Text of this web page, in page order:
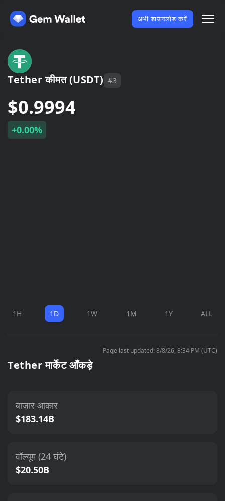
अभी डाउनलोड करें
Tether कीमत (USDT) #3
$0.9994
+0.00%
1H 1D 1W 1M 1Y ALL
Page last updated: 8/8/26, 8:34 PM (UTC)
Tether मार्केट आँकड़े
बाज़ार आकार
$183.14B
वॉल्यूम (24 घंटे)
$20.50B